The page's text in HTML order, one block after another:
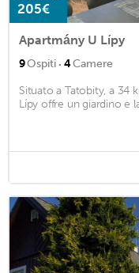
205€
Apartmány U Lípy
9Ospiti · 4Camere
Situato a Tatobity, a 34
Lípy offre un giardino e